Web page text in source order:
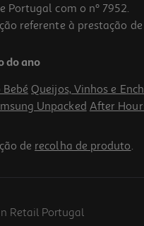
Portugal com o nº 7952.
referente à prestação
do ano
Queijos, Vinhos e
Unpacked After
de recolha de produto.
Retail Portugal